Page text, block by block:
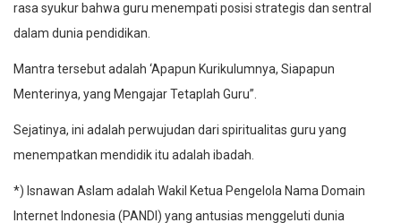
rasa syukur bahwa guru menempati posisi strategis dan sentral
dalam dunia pendidikan.
Mantra tersebut adalah ‘Apapun Kurikulumnya, Siapapun
Menterinya, yang Mengajar Tetaplah Guru”.
Sejatinya, ini adalah perwujudan dari spiritualitas guru yang
menempatkan mendidik itu adalah ibadah.
*) Isnawan Aslam adalah Wakil Ketua Pengelola Nama Domain
Internet Indonesia (PANDI) yang antusias menggeluti dunia